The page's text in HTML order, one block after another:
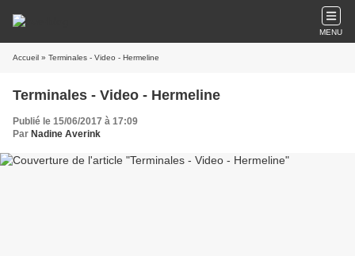
MENU
Accueil » Terminales - Video - Hermeline
Terminales - Video - Hermeline
Publié le 15/06/2017 à 17:09
Par Nadine Averink